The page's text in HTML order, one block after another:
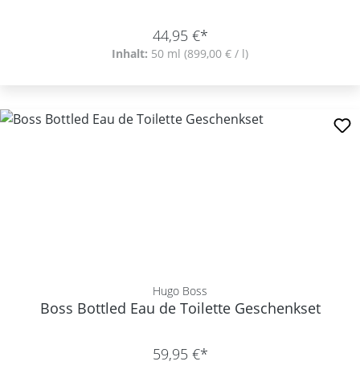
44,95 €*
Inhalt: 50 ml (899,00 € / l)
Hugo Boss
Boss Bottled Eau de Toilette Geschenkset
59,95 €*